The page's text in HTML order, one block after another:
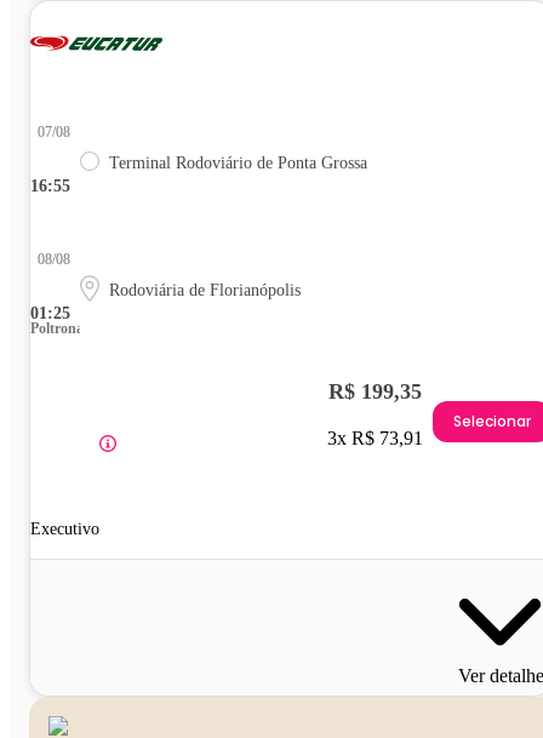
16:55
07/08
Terminal Rodoviário de Ponta Grossa
01:25
08/08
Rodoviária de Florianópolis
Poltrona
Executivo
R$ 199,35
3x R$ 73,91
Selecionar
Ver